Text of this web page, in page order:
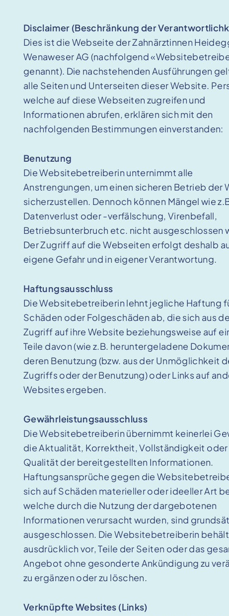
Disclaimer (Beschränkung der
Dies ist die Webseite der Zahnärztinnen
Wenaweser AG (nachfolgend
genannt). Die nachstehenden Ausführungen
alle Seiten und Unterseiten dieser Website.
welche auf diese Webseiten zugreifen und
Informationen abrufen, erklären sich mit den
nachfolgenden Bestimmungen einverstanden:
Benutzung
Die Websitebetreiberin unternimmt alle
Anstrengungen, um einen sicheren Betrieb der
sicherzustellen. Dennoch können Mängel wie
Datenverlust oder -verfälschung, Virenbefall,
Betriebsunterbruch etc. nicht ausgeschlossen
Der Zugriff auf die Webseiten erfolgt deshalb
eigene Gefahr und in eigener Verantwortung.
Haftungsausschluss
Die Websitebetreiberin lehnt jegliche Haftung
Schäden oder Folgeschäden ab, die sich aus
Zugriff auf ihre Website beziehungsweise auf
Teile davon (wie z.B. heruntergeladene
deren Benutzung (bzw. aus der Unmöglichkeit
Zugriffs oder der Benutzung) oder Links auf
Websites ergeben.
Gewährleistungsausschluss
Die Websitebetreiberin übernimmt keinerlei
die Aktualität, Korrektheit, Vollständigkeit oder
Qualität der bereitgestellten Informationen.
Haftungsansprüche gegen die
sich auf Schäden materieller oder ideeller Art
welche durch die Nutzung der dargebotenen
Informationen verursacht wurden, sind
ausgeschlossen. Die Websitebetreiberin
ausdrücklich vor, Teile der Seiten oder das
Angebot ohne gesonderte Ankündigung zu
zu ergänzen oder zu löschen.
Verknüpfte Websites (Links)